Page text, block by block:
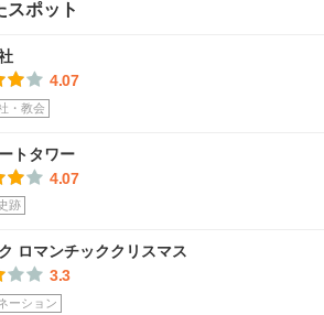
スポット
4.07
・教会
トタワー
4.07
跡
ロマンチッククリスマス
3.3
ーション